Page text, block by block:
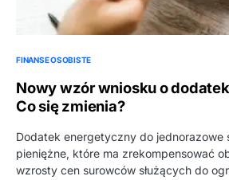
FINANSE OSOBISTE
Nowy wzór wniosku o
Co się zmienia?
Dodatek energetyczny do jednorazowe
pieniężne, które ma zrekompensować
wzrosty cen surowców służących do